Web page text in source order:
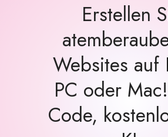
Erstellen
Websites auf
PC oder
Code,